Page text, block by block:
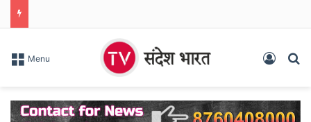
Menu Log In